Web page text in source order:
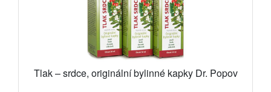
Tlak – srdce, originální bylinné kapky Dr. Popov